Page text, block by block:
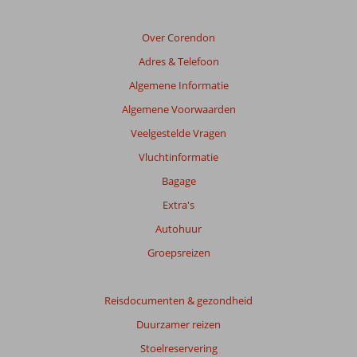
Over Corendon
Adres & Telefoon
Algemene Informatie
Algemene Voorwaarden
Veelgestelde Vragen
Vluchtinformatie
Bagage
Extra's
Autohuur
Groepsreizen
Reisdocumenten & gezondheid
Duurzamer reizen
Stoelreservering